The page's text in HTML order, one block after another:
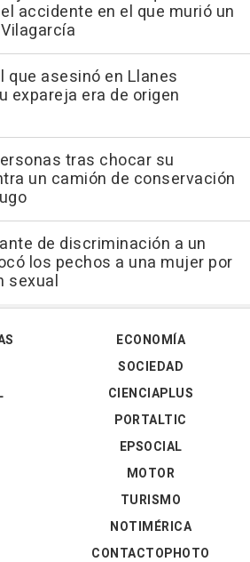
accidente en el que murió un
que asesinó en Llanes
expareja era de origen
tras chocar su
un camión de conservación
de discriminación a un
los pechos a una mujer por
sexual
ECONOMÍA
SOCIEDAD
CIENCIAPLUS
PORTALTIC
EPSOCIAL
MOTOR
TURISMO
NOTIMÉRICA
CONTACTOPHOTO